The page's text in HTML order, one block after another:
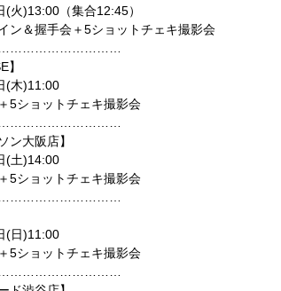
(火)13:00 （集合12:45）
ン＆握手会＋5ショットチェキ撮影会
】
(木)11:00
5ショットチェキ撮影会
ン大阪店】
(土)14:00
5ショットチェキ撮影会
(日)11:00
5ショットチェキ撮影会